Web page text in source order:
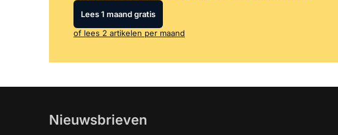
Lees 1 maand gratis
of lees 2 artikelen per maand
Nieuwsbrieven